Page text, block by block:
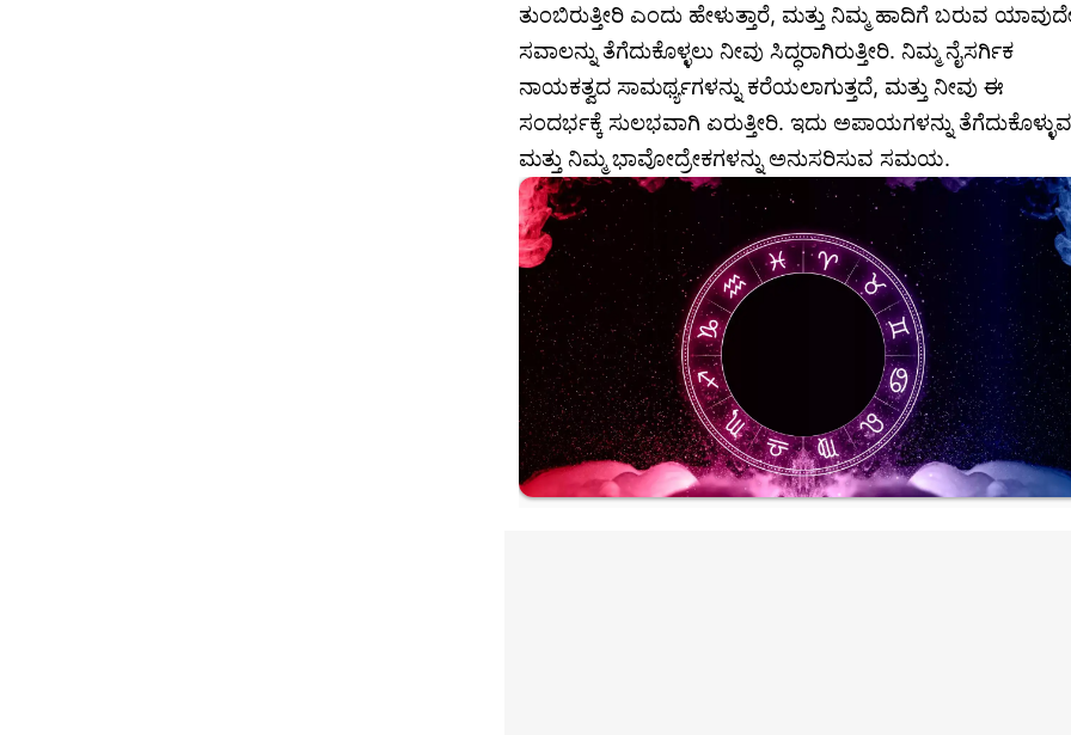
ತುಂಬಿರುತ್ತೀರಿ ಎಂದು ಹೇಳುತ್ತಾರೆ, ಮತ್ತು ನಿಮ್ಮ ಹಾದಿಗೆ ಬರುವ
ಸವಾಲನ್ನು ತೆಗೆದುಕೊಳ್ಳಲು ನೀವು ಸಿದ್ಧರಾಗಿರುತ್ತೀರಿ. ನಿಮ್ಮ ನೈಸರ್ಗಿಕ
ನಾಯಕತ್ವದ ಸಾಮರ್ಥ್ಯಗಳನ್ನು ಕರೆಯಲಾಗುತ್ತದೆ, ಮತ್ತು ನೀವು ಈ
ಸಂದರ್ಭಕ್ಕೆ ಸುಲಭವಾಗಿ ಏರುತ್ತೀರಿ. ಇದು ಅಪಾಯಗಳನ್ನು ತೆಗೆದುಕೊಳ್ಳುವ
ಮತ್ತು ನಿಮ್ಮ ಭಾವೋದ್ರೇಕಗಳನ್ನು ಅನುಸರಿಸುವ ಸಮಯ.